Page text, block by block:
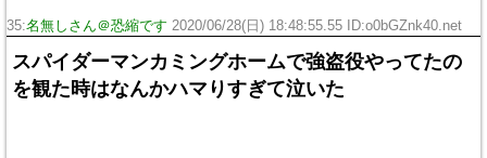
35:名無しさん＠恐縮です 2020/06/28(日) 18:48:55.55 ID:o0bGZnk40.net
スパイダーマンカミングホームで強盗役やってたの
を観た時はなんかハマりすぎて泣いた